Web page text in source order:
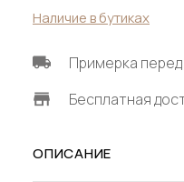
Наличие в бутиках
Примерка перед
Бесплатная
ОПИСАНИЕ